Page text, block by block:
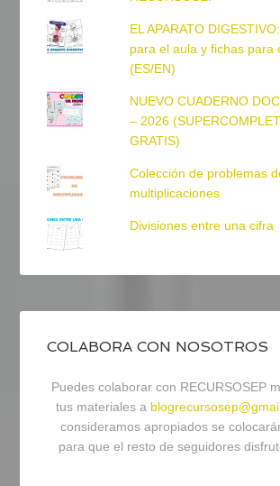
EL APARATO
para el aula y fichas para
(ES/EN)
NUEVO CUADERNO
– 2026
GRATIS)
Colección de problemas
multiplicaciones
Divisiones entre una cifra
COLABORA CON NOSOTROS
Puedes colaborar con RECURSOSEP
tus materiales a
consideramos apropiados se
para que el resto de seguidores